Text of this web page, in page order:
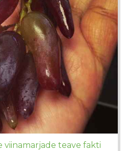
viinamarjade teave fakti